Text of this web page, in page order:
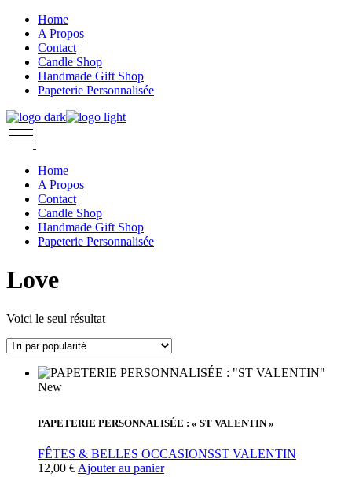
Skip
content
Home
A Propos
Contact
Candle Shop
Handmade Gift Shop
Papeterie Personnalisée
Home
A Propos
Contact
Candle Shop
Handmade Gift Shop
Papeterie Personnalisée
Love
Voici le seul résultat
New
PAPETERIE PERSONNALISÉE : « ST VALENTIN »
FÊTES & BELLES OCCASIONSST VALENTIN
12,00 € Ajouter au panier